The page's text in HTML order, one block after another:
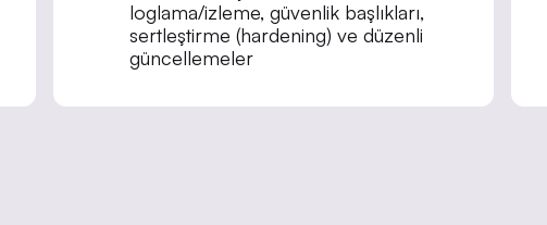
loglama/izleme, güvenlik başlıkları,
sertleştirme (hardening) ve düzenli
güncellemeler